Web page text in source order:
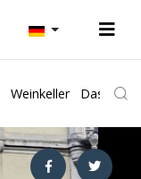
Weinkeller Das